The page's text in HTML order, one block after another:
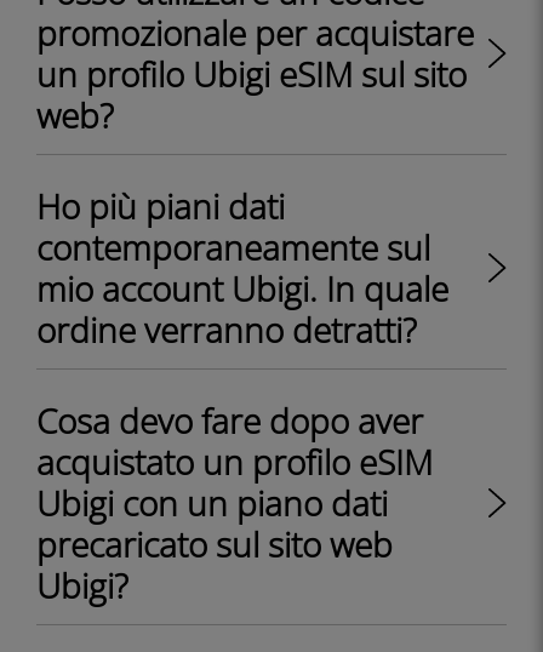
promozionale per acquistare
un profilo Ubigi eSIM sul sito
web?
Ho più piani dati
contemporaneamente sul
mio account Ubigi. In quale
ordine verranno detratti?
Cosa devo fare dopo aver
acquistato un profilo eSIM
Ubigi con un piano dati
precaricato sul sito web
Ubigi?